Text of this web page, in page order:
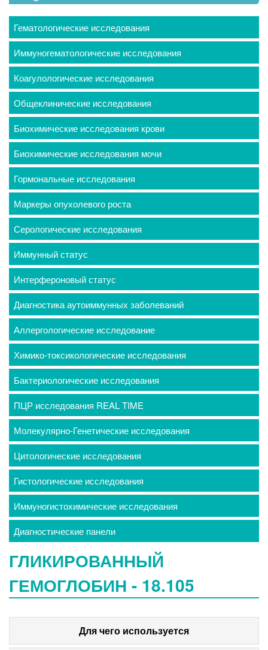
Гематологические исследования
Иммуногематологические исследования
Коагулологические исследования
Общеклинические исследования
Биохимические исследования крови
Биохимические исследования мочи
Гормональные исследования
Маркеры опухолевого роста
Серологические исследования
Иммунный статус
Интерфероновый статус
Диагностика аутоиммунных заболеваний
Аллергологические исследование
Химико-токсикологические исследования
Бактериологические исследования
ПЦР исследования REAL TIME
Молекулярно-Генетические исследования
Цитологические исследования
Гистологические исследования
Иммуногистохимические исследования
Диагностические панели
ГЛИКИРОВАННЫЙ
ГЕМОГЛОБИН - 18.105
Для чего используется